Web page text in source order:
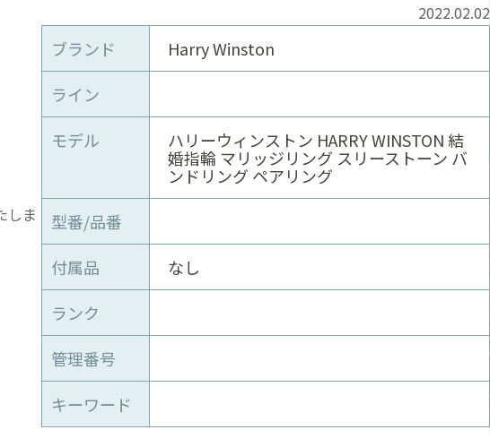
2022.02.02
ブランド
Harry Winston
ライン
モデル
ハリーウィンストン HARRY WINSTON 結
婚指輪 マリッジリング スリーストーン バ
ンドリング ペアリング
型番/品番
付属品
なし
ランク
管理番号
キーワード